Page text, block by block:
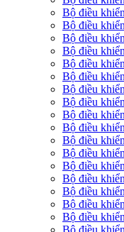
Bộ điều
Bộ điều
Bộ điều
Bộ điều
Bộ điều
Bộ điều
Bộ điều
Bộ điều
Bộ điều
Bộ điều
Bộ điều
Bộ điều
Bộ điều
Bộ điều
Bộ điều
Bộ điều
Bộ điều
Bộ điều